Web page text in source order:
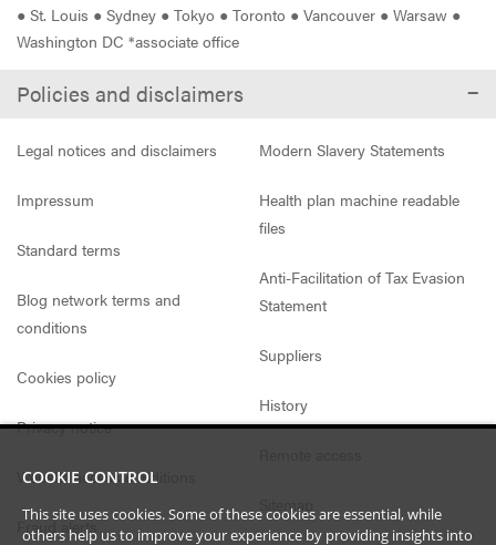
● St. Louis ● Sydney ● Tokyo ● Toronto ● Vancouver ● Warsaw ●
Washington DC *associate office
Policies and disclaimers
Legal notices and disclaimers
Impressum
Standard terms
Blog network terms and
conditions
Cookies policy
Privacy notice
Website access conditions
Fraud alerts
Modern Slavery Statements
Health plan machine readable
files
Anti-Facilitation of Tax Evasion
Statement
Suppliers
History
Sitemap
COOKIE CONTROL
This site uses cookies. Some of these cookies are essential, while
others help us to improve your experience by providing insights into